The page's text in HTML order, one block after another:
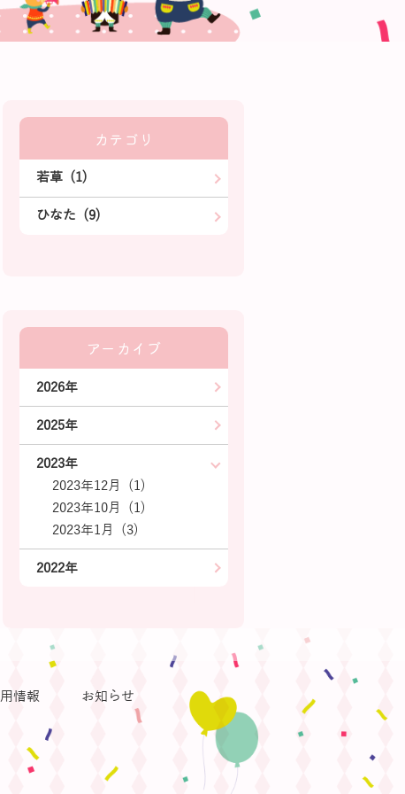
カテゴリ
若草 (1)
ひなた (9)
アーカイブ
2026年
2025年
2023年
2023年12月 (1)
2023年10月 (1)
2023年1月 (3)
2022年
情報 お知らせ